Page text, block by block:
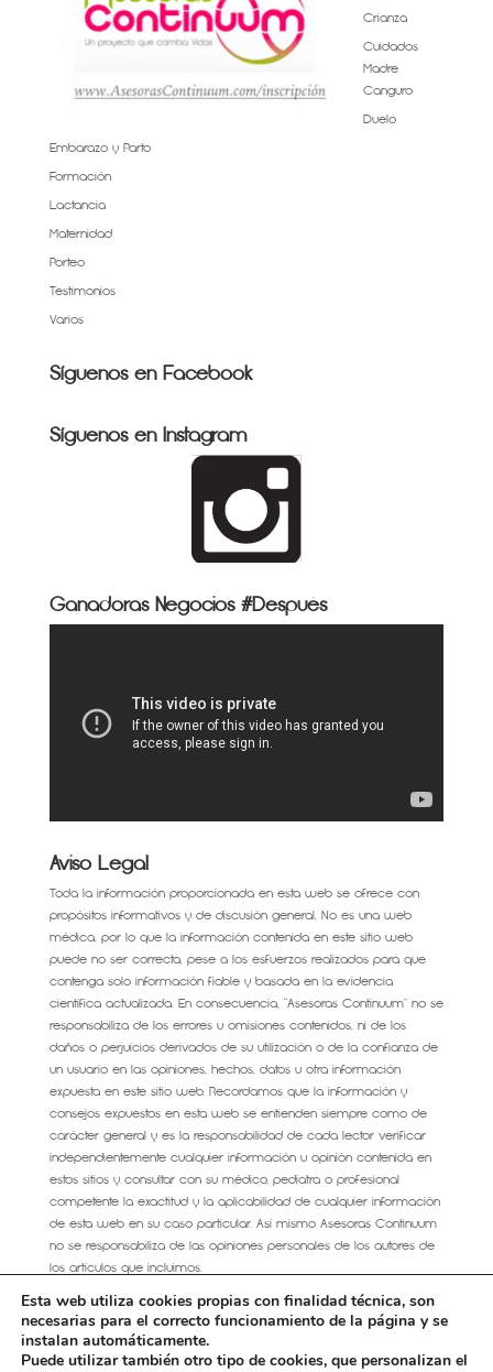
Crianza
Cuidados
Madre
Canguro
Duelo
Embarazo y Parto
Formación
Lactancia
Maternidad
Porteo
Testimonios
Varios
Síguenos en Facebook
Síguenos en Instagram
Ganadoras Negocios #Después
Aviso Legal
Toda la información proporcionada en esta web se ofrece con
propósitos informativos y de discusión general. No es una web
médica, por lo que la información contenida en este sitio web
puede no ser correcta, pese a los esfuerzos realizados para que
contenga solo información fiable y basada en la evidencia
científica actualizada. En consecuencia, “Asesoras Continuum” no se
responsabiliza de los errores u omisiones contenidos, ni de los
daños o perjuicios derivados de su utilización o de la confianza de
un usuario en las opiniones, hechos, datos u otra información
expuesta en este sitio web. Recordamos que la información y
consejos expuestos en esta web se entienden siempre como de
carácter general y es la responsabilidad de cada lector verificar
independientemente cualquier información u opinión contenida en
estos sitios y consultar con su médico, pediatra o profesional
competente la exactitud y la aplicabilidad de cualquier información
de esta web en su caso particular. Así mismo Asesoras Continuum
no se responsabiliza de las opiniones personales de los autores de
los artículos que incluimos.
Esta web utiliza cookies propias con finalidad técnica, son
necesarias para el correcto funcionamiento de la página y se
instalan automáticamente.
Puede utilizar también otro tipo de cookies, que personalizan el